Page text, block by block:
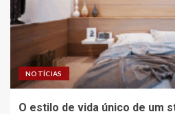
NOTÍCIAS
O estilo de vida único de um